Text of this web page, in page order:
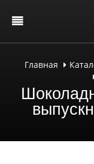
Главная